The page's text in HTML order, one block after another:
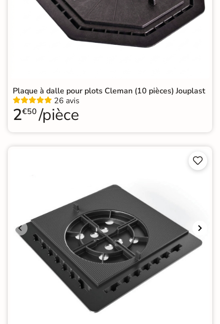
Plaque à dalle pour plots Cleman (10 pièces) Jouplast
26 avis
2€50 /pièce

